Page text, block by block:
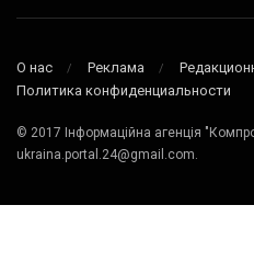
О нас Реклама
Политика конфиденциальности
© 2017 Інформаційна агенція
ukraina.portal.24@gmail.com.